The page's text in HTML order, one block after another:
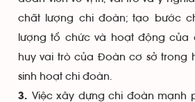
chất lượng chi đoàn; tạo bước
lượng tổ chức và hoạt động của
huy vai trò của Đoàn cơ sở trong
sinh hoạt chi đoàn.
3. Việc xây dựng chi đoàn mạnh